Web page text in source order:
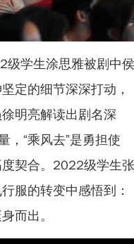
级学生涂思雅被剧中侯
定的细节深深打动，
明亮解读出剧名深
，“乘风去”是勇担使
契合。2022级学生张
服的转变中感悟到：
而出。